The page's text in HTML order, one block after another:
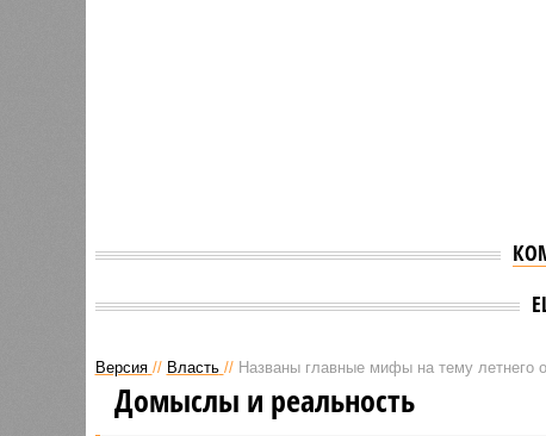
Версия // Власть // Названы главные мифы на тему летнего
Домыслы и реальность